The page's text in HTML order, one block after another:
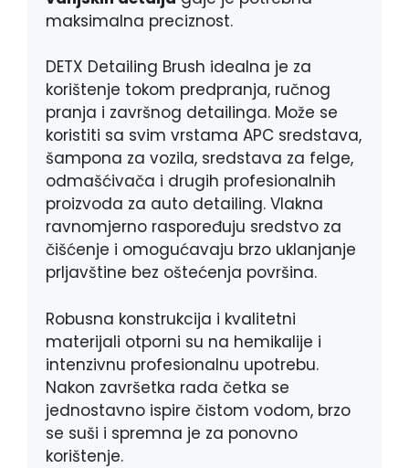
maksimalna preciznost.
DETX Detailing Brush idealna je za
korištenje tokom predpranja, ručnog
pranja i završnog detailinga. Može se
koristiti sa svim vrstama APC sredstava,
šampona za vozila, sredstava za felge,
odmašćivača i drugih profesionalnih
proizvoda za auto detailing. Vlakna
ravnomjerno raspoređuju sredstvo za
čišćenje i omogućavaju brzo uklanjanje
prljavštine bez oštećenja površina.
Robusna konstrukcija i kvalitetni
materijali otporni su na hemikalije i
intenzivnu profesionalnu upotrebu.
Nakon završetka rada četka se
jednostavno ispire čistom vodom, brzo
se suši i spremna je za ponovno
korištenje.